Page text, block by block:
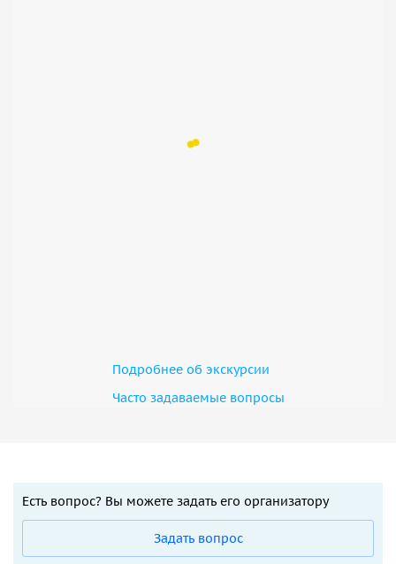
Подробнее об экскурсии
Часто задаваемые вопросы
Есть вопрос? Вы можете задать его организатору
Задать вопрос